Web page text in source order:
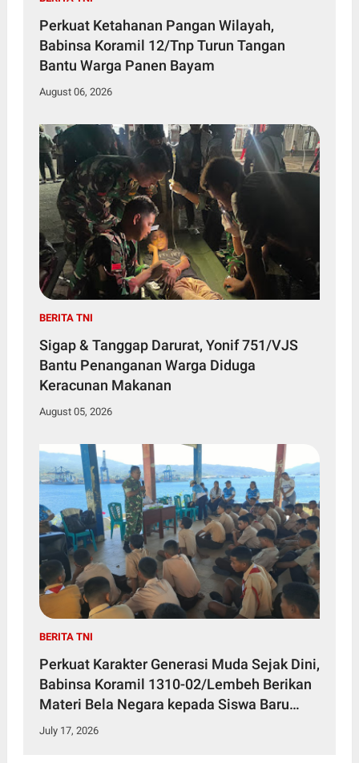
Perkuat Ketahanan Pangan Wilayah,
Babinsa Koramil 12/Tnp Turun Tangan
Bantu Warga Panen Bayam
August 06, 2026
BERITA TNI
Sigap & Tanggap Darurat, Yonif 751/VJS
Bantu Penanganan Warga Diduga
Keracunan Makanan
August 05, 2026
BERITA TNI
Perkuat Karakter Generasi Muda Sejak Dini,
Babinsa Koramil 1310-02/Lembeh Berikan
Materi Bela Negara kepada Siswa Baru
SMKN 3 Bitung dalam Kegiatan MPLS
July 17, 2026